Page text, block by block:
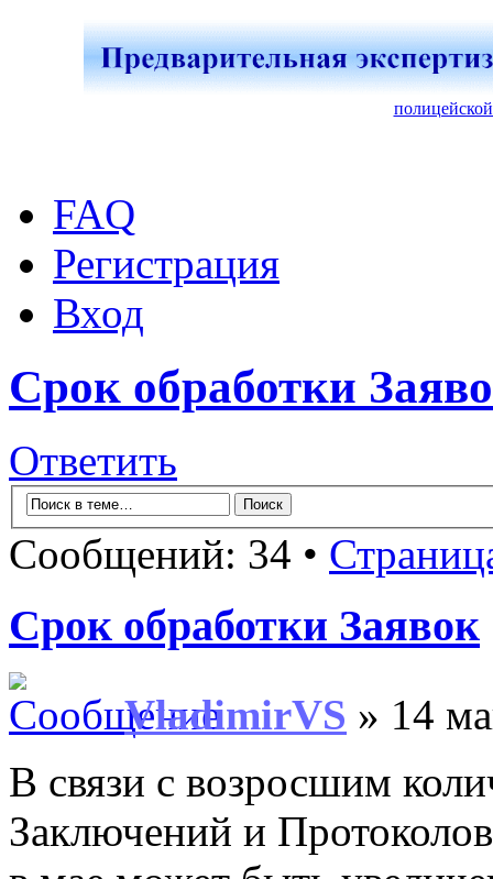
FAQ
Регистрация
Вход
Срок обработки
Ответить
Сообщений: 34 •
Срок обработки Заявок
VladimirVS » 14
В связи с возросшим
Заключений и